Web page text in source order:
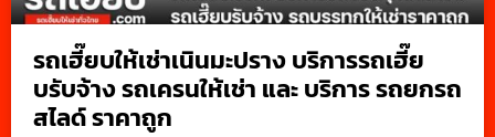
รถเฮี๊ยบให้เช่าเนินมะปราง บริการรถเฮี๊ย
บรับจ้าง รถเครนให้เช่า และ บริการ รถยกรถ
สไลด์ ราคาถูก